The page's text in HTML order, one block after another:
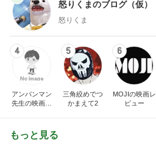
怒りくまのブログ（仮）
怒りくま
4
アンパンマン
先生の映画講
5
三角絞めでつ
かまえて2
6
MOJIの映画レ
ビュー
もっと見る